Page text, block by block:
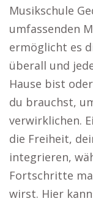
Musikschule
umfassenden
ermöglicht es
überall und
Hause bist
du brauchst,
verwirklichen.
die Freiheit,
integrieren,
Fortschritte
wirst. Hier